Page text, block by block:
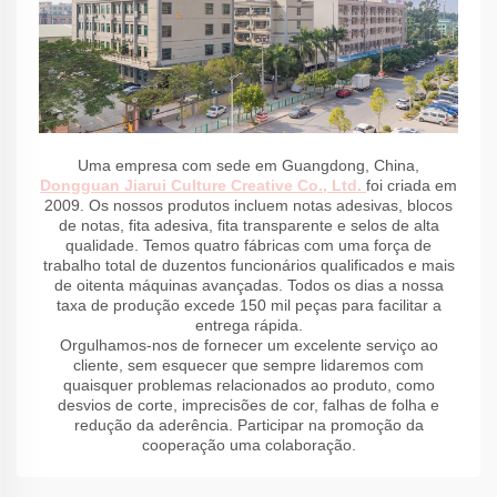
Uma empresa com sede em Guangdong, China,
Dongguan Jiarui Culture Creative Co., Ltd. foi criada em
2009. Os nossos produtos incluem notas adesivas, blocos
de notas, fita adesiva, fita transparente e selos de alta
qualidade. Temos quatro fábricas com uma força de
trabalho total de duzentos funcionários qualificados e mais
de oitenta máquinas avançadas. Todos os dias a nossa
taxa de produção excede 150 mil peças para facilitar a
entrega rápida.
Orgulhamos-nos de fornecer um excelente serviço ao
cliente, sem esquecer que sempre lidaremos com
quaisquer problemas relacionados ao produto, como
desvios de corte, imprecisões de cor, falhas de folha e
redução da aderência. Participar na promoção da
cooperação uma colaboração.